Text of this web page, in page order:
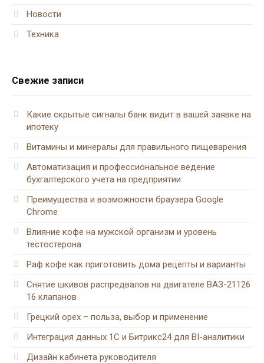
Новости
Техника
Свежие записи
Какие скрытые сигналы банк видит в вашей заявке на
ипотеку
Витамины и минералы для правильного пищеварения
Автоматизация и профессиональное ведение
бухгалтерского учета на предприятии
Преимущества и возможности браузера Google
Chrome
Влияние кофе на мужской организм и уровень
тестостерона
Раф кофе как приготовить дома рецепты и варианты
Снятие шкивов распредвалов на двигателе ВАЗ-21126
16 клапанов
Грецкий орех – польза, выбор и применение
Интеграция данных 1С и Битрикс24 для BI-аналитики
Дизайн кабинета руководителя